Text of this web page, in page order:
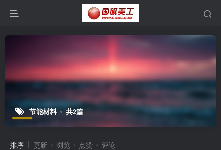
节能材料 共2篇
排序 更新 浏览 点赞 评论